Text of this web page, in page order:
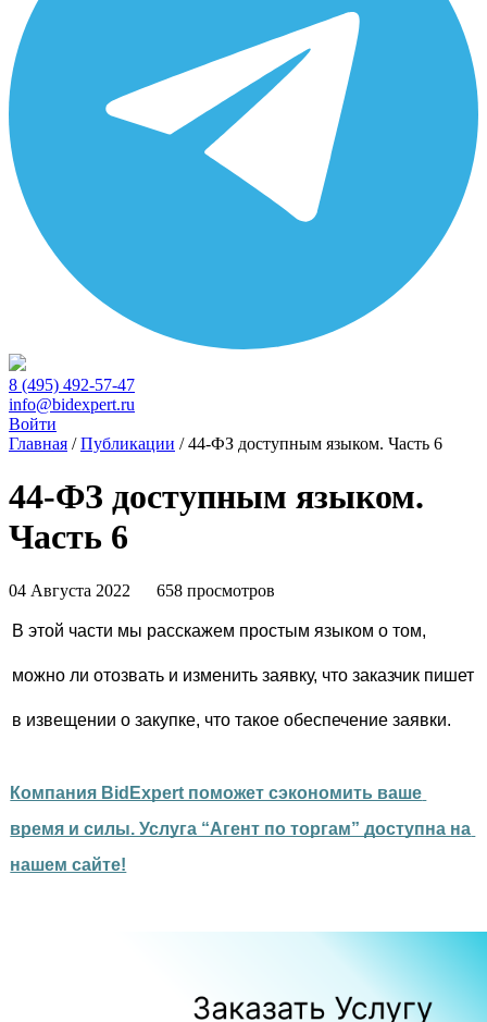
8 (495) 492-57-47
info@bidexpert.ru
Войти
Главная /Публикации /44‑ФЗ доступным языком. Часть 6
44‑ФЗ доступным языком.
Часть 6
04 Августа 2022 658 просмотров
В этой части мы расскажем простым языком о том,
можно ли отозвать и изменить заявку, что заказчик пишет
в извещении о закупке, что такое обеспечение заявки.
Компания BidExpert поможет сэкономить ваше
время и силы. Услуга “Агент по торгам” доступна на
нашем сайте!